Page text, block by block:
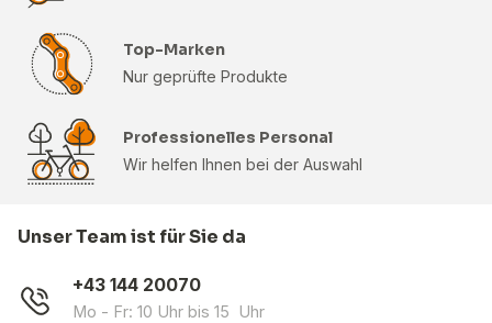
Top-Marken
Nur geprüfte Produkte
Professionelles Personal
Wir helfen Ihnen bei der Auswahl
Unser Team ist für Sie da
+43 144 20070
Mo - Fr: 10 Uhr bis 15 Uhr